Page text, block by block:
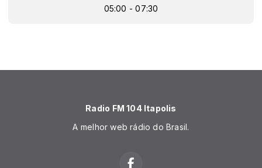
05:00 - 07:30
Radio FM 104 Itapolis
A melhor web rádio do Brasil.